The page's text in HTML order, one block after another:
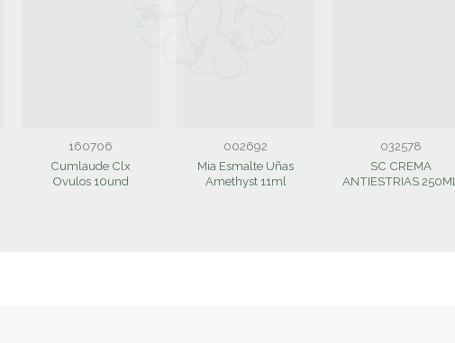
160706
Cumlaude Clx
Ovulos 10und
002692
Mia Esmalte Uñas
Amethyst 11ml
032578
SC CREMA
ANTIESTRIAS 250ML